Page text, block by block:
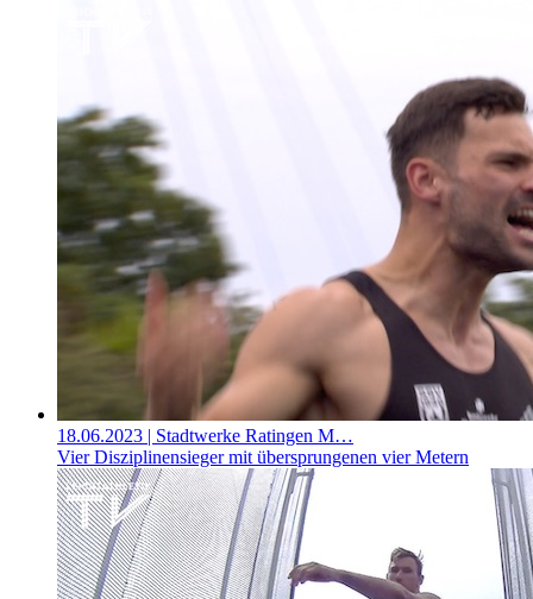
18.06.2023 | Stadtwerke Ratingen M…
Vier Disziplinensieger mit übersprungenen vier Metern